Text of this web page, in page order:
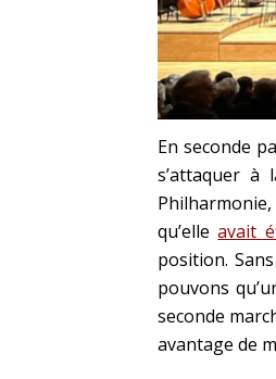
En seconde
s’attaquer à
Philharmonie,
qu’elleavait
position.
pouvons
seconde
avantage de